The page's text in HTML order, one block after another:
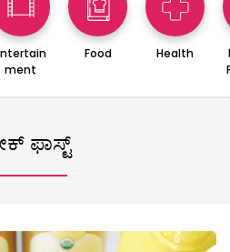
ment
Food Health
ಫಾಸ್ಟ್